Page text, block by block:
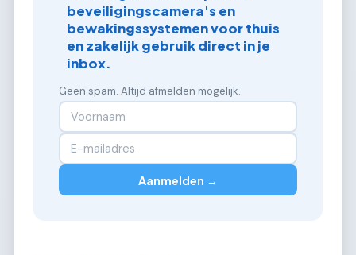
beveiligingscamera's en
bewakingssystemen voor thuis
en zakelijk gebruik direct in je
inbox.
Geen spam. Altijd afmelden mogelijk.
Aanmelden →